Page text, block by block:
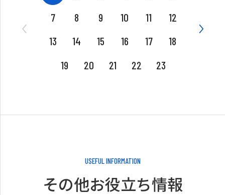
7
8 9 10 11
12
13
14 15 16 17
18
19
20 21 22 23
USEFUL INFORMATION
その他お役立ち情報